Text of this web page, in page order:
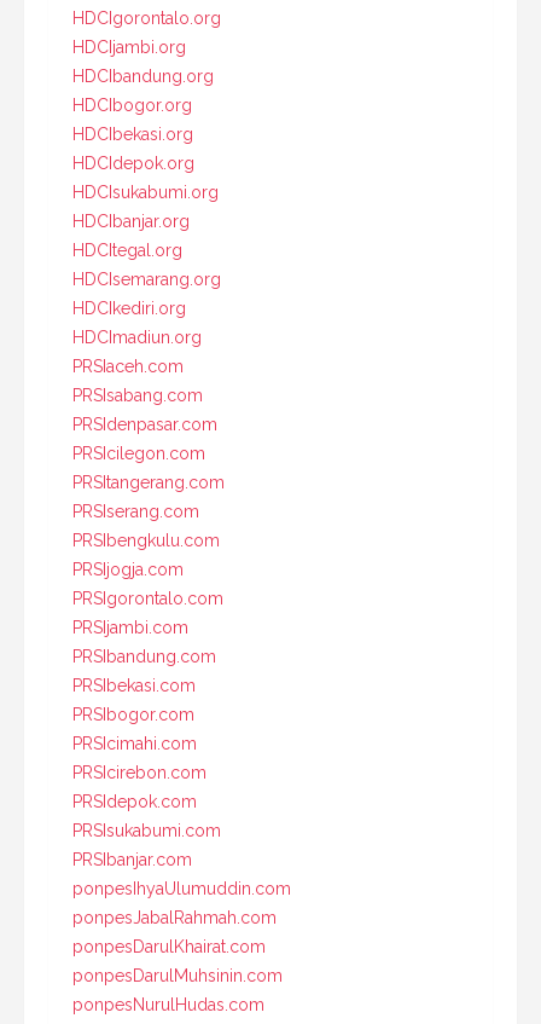
HDCIgorontalo.org
HDCIjambi.org
HDCIbandung.org
HDCIbogor.org
HDCIbekasi.org
HDCIdepok.org
HDCIsukabumi.org
HDCIbanjar.org
HDCItegal.org
HDCIsemarang.org
HDCIkediri.org
HDCImadiun.org
PRSIaceh.com
PRSIsabang.com
PRSIdenpasar.com
PRSIcilegon.com
PRSItangerang.com
PRSIserang.com
PRSIbengkulu.com
PRSIjogja.com
PRSIgorontalo.com
PRSIjambi.com
PRSIbandung.com
PRSIbekasi.com
PRSIbogor.com
PRSIcimahi.com
PRSIcirebon.com
PRSIdepok.com
PRSIsukabumi.com
PRSIbanjar.com
ponpesIhyaUlumuddin.com
ponpesJabalRahmah.com
ponpesDarulKhairat.com
ponpesDarulMuhsinin.com
ponpesNurulHudas.com